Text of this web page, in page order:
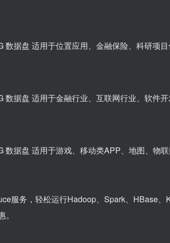
数据盘 适用于位置应用、金融保险、科研项目
数据盘 适用于金融行业、互联网行业、软件开
数据盘 适用于游戏、移动类APP、地图、物联
服务，轻松运行Hadoop、Spark、HBase